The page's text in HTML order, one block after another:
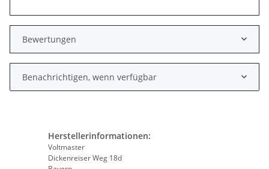
Bewertungen
Benachrichtigen, wenn verfügbar
Herstellerinformationen:
Voltmaster
Dickenreiser Weg 18d